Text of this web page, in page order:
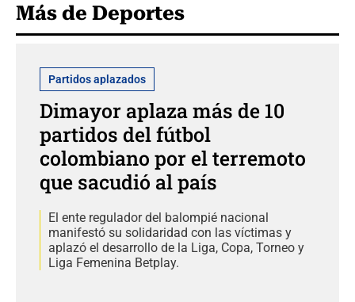
Más de Deportes
Partidos aplazados
Dimayor aplaza más de 10
partidos del fútbol
colombiano por el terremoto
que sacudió al país
El ente regulador del balompié nacional
manifestó su solidaridad con las víctimas y
aplazó el desarrollo de la Liga, Copa, Torneo y
Liga Femenina Betplay.